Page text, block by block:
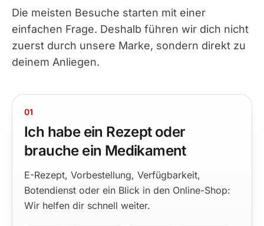
Die meisten Besuche starten mit einer
einfachen Frage. Deshalb führen wir dich nicht
zuerst durch unsere Marke, sondern direkt zu
deinem Anliegen.
01
Ich habe ein Rezept oder
brauche ein Medikament
E-Rezept, Vorbestellung, Verfügbarkeit,
Botendienst oder ein Blick in den Online-Shop:
Wir helfen dir schnell weiter.